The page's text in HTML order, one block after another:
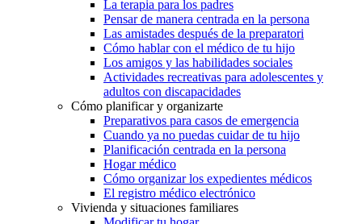
La terapia para los padres
Pensar de manera centrada en la persona
Las amistades después de la preparatori
Cómo hablar con el médico de tu hijo
Los amigos y las habilidades sociales
Actividades recreativas para adolescentes y
adultos con discapacidades
Cómo planificar y organizarte
Preparativos para casos de emergencia
Cuando ya no puedas cuidar de tu hijo
Planificación centrada en la persona
Hogar médico
Cómo organizar los expedientes médicos
El registro médico electrónico
Vivienda y situaciones familiares